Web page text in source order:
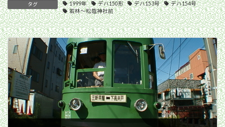
タグ 1999年 デハ150形 デハ153号
デハ154号
若林〜松陰神社前